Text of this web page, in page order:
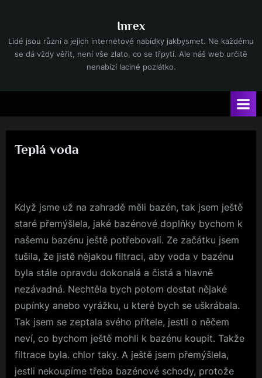
content
Inrex
Lidé jsou různí a jejich internetové nabídky jakbysmet. Ne každému
se dá vždy věřit, není vše zlato, co se třpytí. Ale náš web určitě
nenabízí laciné pozlátko.
Teplá voda
Když jsme už na zahradě měli bazén, tak jsem ještě
staré přemýšlela, jaké bazénové doplňky bychom k
našemu bazénu ještě potřebovali. Ze začátku jsem
tušila, že jistě nějakou filtraci, aby voda v bazénu
byla stále opravdu dokonalá a čistá a hlavně
nezávadná. Nechtěla bych potom dostat nějaké
pupínky anebo vyrážku, u které bych se uškrábala.
Tak jsem se zeptala svého přítele, jestli o něčem
neví, co bychom ještě mohli k bazénu koupit. Takže
filtrace byla. chlor taky. A ještě jsem přemýšlela,
jestli nekoupíme třeba bazénové schody, protože